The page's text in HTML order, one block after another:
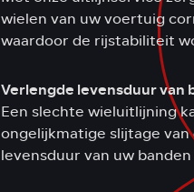
wielen van uw voertuig
waardoor de rijstabiliteit
Verlengde levensduur van
Een slechte wieluitlijning
ongelijkmatige slijtage
levensduur van uw